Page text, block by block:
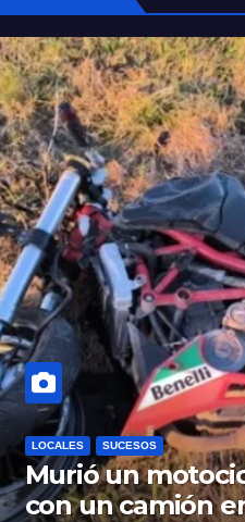
LOCALES SUCESOS
Murió un
con un camión